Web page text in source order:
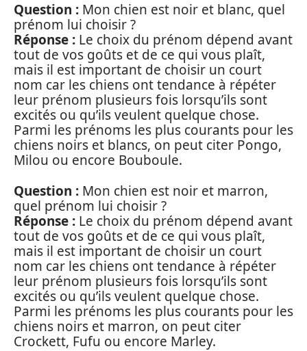
Question : Mon chien est noir et blanc, quel
prénom lui choisir ?
Réponse : Le choix du prénom dépend avant
tout de vos goûts et de ce qui vous plaît,
mais il est important de choisir un court
nom car les chiens ont tendance à répéter
leur prénom plusieurs fois lorsqu’ils sont
excités ou qu’ils veulent quelque chose.
Parmi les prénoms les plus courants pour les
chiens noirs et blancs, on peut citer Pongo,
Milou ou encore Bouboule.
Question : Mon chien est noir et marron,
quel prénom lui choisir ?
Réponse : Le choix du prénom dépend avant
tout de vos goûts et de ce qui vous plaît,
mais il est important de choisir un court
nom car les chiens ont tendance à répéter
leur prénom plusieurs fois lorsqu’ils sont
excités ou qu’ils veulent quelque chose.
Parmi les prénoms les plus courants pour les
chiens noirs et marron, on peut citer
Crockett, Fufu ou encore Marley.